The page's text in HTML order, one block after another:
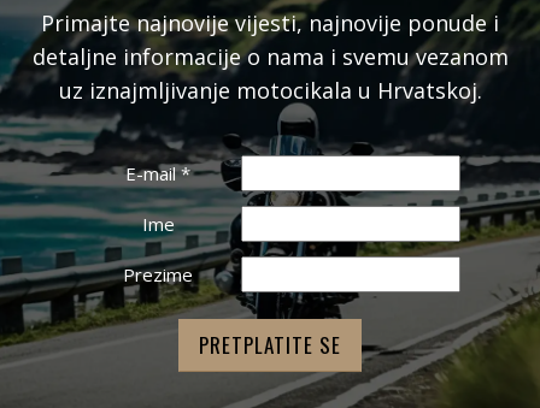
Primajte najnovije vijesti, najnovije ponude i
detaljne informacije o nama i svemu vezanom
uz iznajmljivanje motocikala u Hrvatskoj.
E-mail*
Ime
Prezime